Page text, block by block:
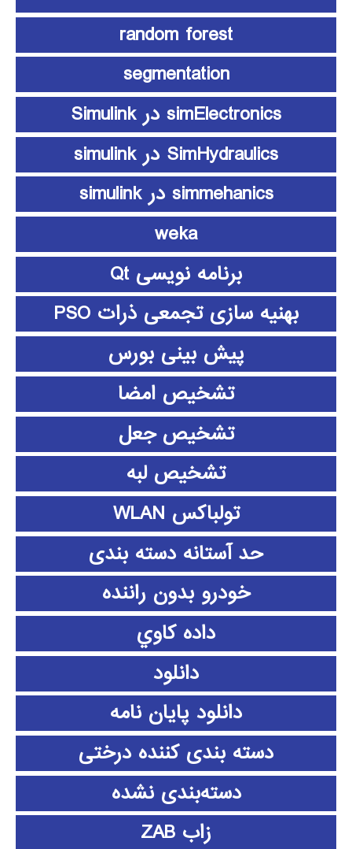
random forest
segmentation
simElectronics در Simulink
SimHydraulics در simulink
simmehanics در simulink
weka
برنامه نویسی Qt
بهنیه سازی تجمعی ذرات PSO
پیش بینی بورس
تشخیص امضا
تشخیص جعل
تشخیص لبه
تولباکس WLAN
حد آستانه دسته بندی
خودرو بدون راننده
داده كاوي
دانلود
دانلود پايان نامه
دسته بندی کننده درختی
دسته‌بندی نشده
زاب ZAB